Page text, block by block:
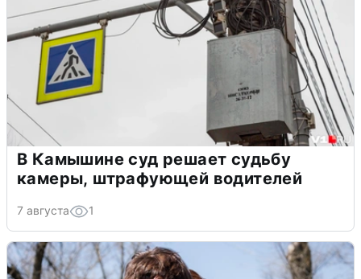
В Камышине суд решает судьбу
камеры, штрафующей водителей
7 августа 1